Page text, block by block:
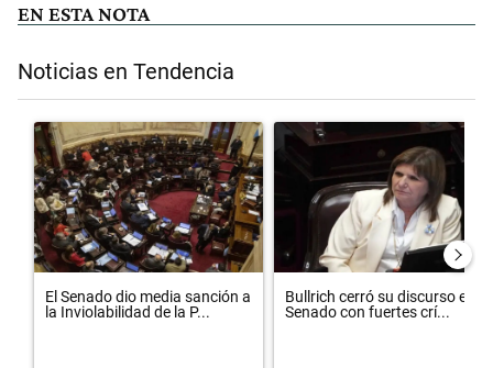
EN ESTA NOTA
Noticias en Tendencia
Un artículo de tendencia con el título "El Senado dio media
El Senado dio media sanción a
la Inviolabilidad de la P...
Un artículo de tendencia con el
Bullrich cerró su discurso en el
Senado con fuertes crí...